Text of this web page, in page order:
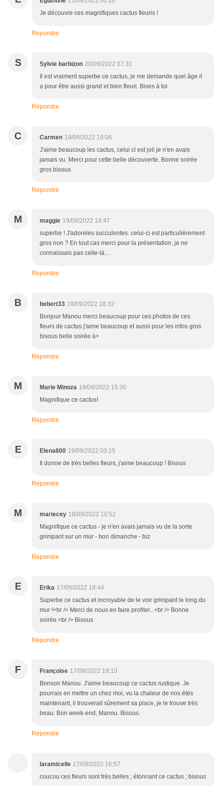
Je découvre ces magnifiques cactus fleuris !
Répondre
S Sylvie barbizon 20/09/2022 07:31
Il est vraiment superbe ce cactus, je me demande quel âge il
a pour être aussi grand et bien fleuri. Bises à toi.
Répondre
C Carmen 19/09/2022 19:06
J'aime beaucoup les cactus, celui ci est joli je n'en avais
jamais vu. Merci pour cette belle découverte. Bonne soirée
gros bisous
Répondre
M maggie 19/09/2022 18:47
superbe ! J'adoreles succulentes. celui-ci est particulièrement
gros non ? En tout cas merci pour la présentation, je ne
connaissais pas celle-là...
Répondre
B bebert33 19/09/2022 18:32
Bonjour Manou merci beaucoup pour ces photos de ces
fleurs de cactus j'aime beaucoup et aussi pour les infos gros
bisous belle soirée à+
Répondre
M Marie Minoza 19/09/2022 15:30
Magnifique ce cactus!
Répondre
E Elena800 19/09/2022 03:15
Il donne de très belles fleurs, j'aime beaucoup ! Bisous
Répondre
M mariecey 18/09/2022 10:52
Magnifique ce cactus - je n'en avais jamais vu de la sorte
grimpant sur un mur - bon dimanche - biz
Répondre
E Erika 17/09/2022 19:44
Superbe ce cactus et incroyable de le voir grimpant le long du
mur !<br /> Merci de nous en faire profiter...<br /> Bonne
soirée.<br /> Bisous
Répondre
F Françoise 17/09/2022 18:10
Bonsoir Manou. J'aime beaucoup ce cactus rustique. Je
pourrais en mettre un chez moi, vu la chaleur de nos étés
maintenant, il trouverait sûrement sa place, je le trouve très
beau. Bon week-end, Manou. Bisous.
Répondre
laramicelle 17/09/2022 16:57
coucou ces fleurs sont très belles ; étonnant ce cactus ; bisous